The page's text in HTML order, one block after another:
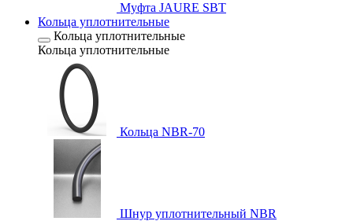
Муфта JAURE SBT
Кольца уплотнительные
Кольца уплотнительные
Кольца уплотнительные
Кольца NBR-70
Шнур уплотнительный NBR